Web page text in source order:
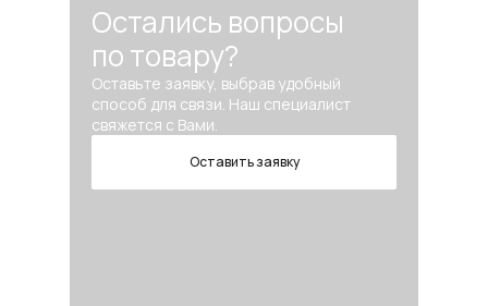
Остались вопросы
по товару?
Оставьте заявку, выбрав удобный
способ для связи. Наш специалист
свяжется с Вами.
Оставить заявку